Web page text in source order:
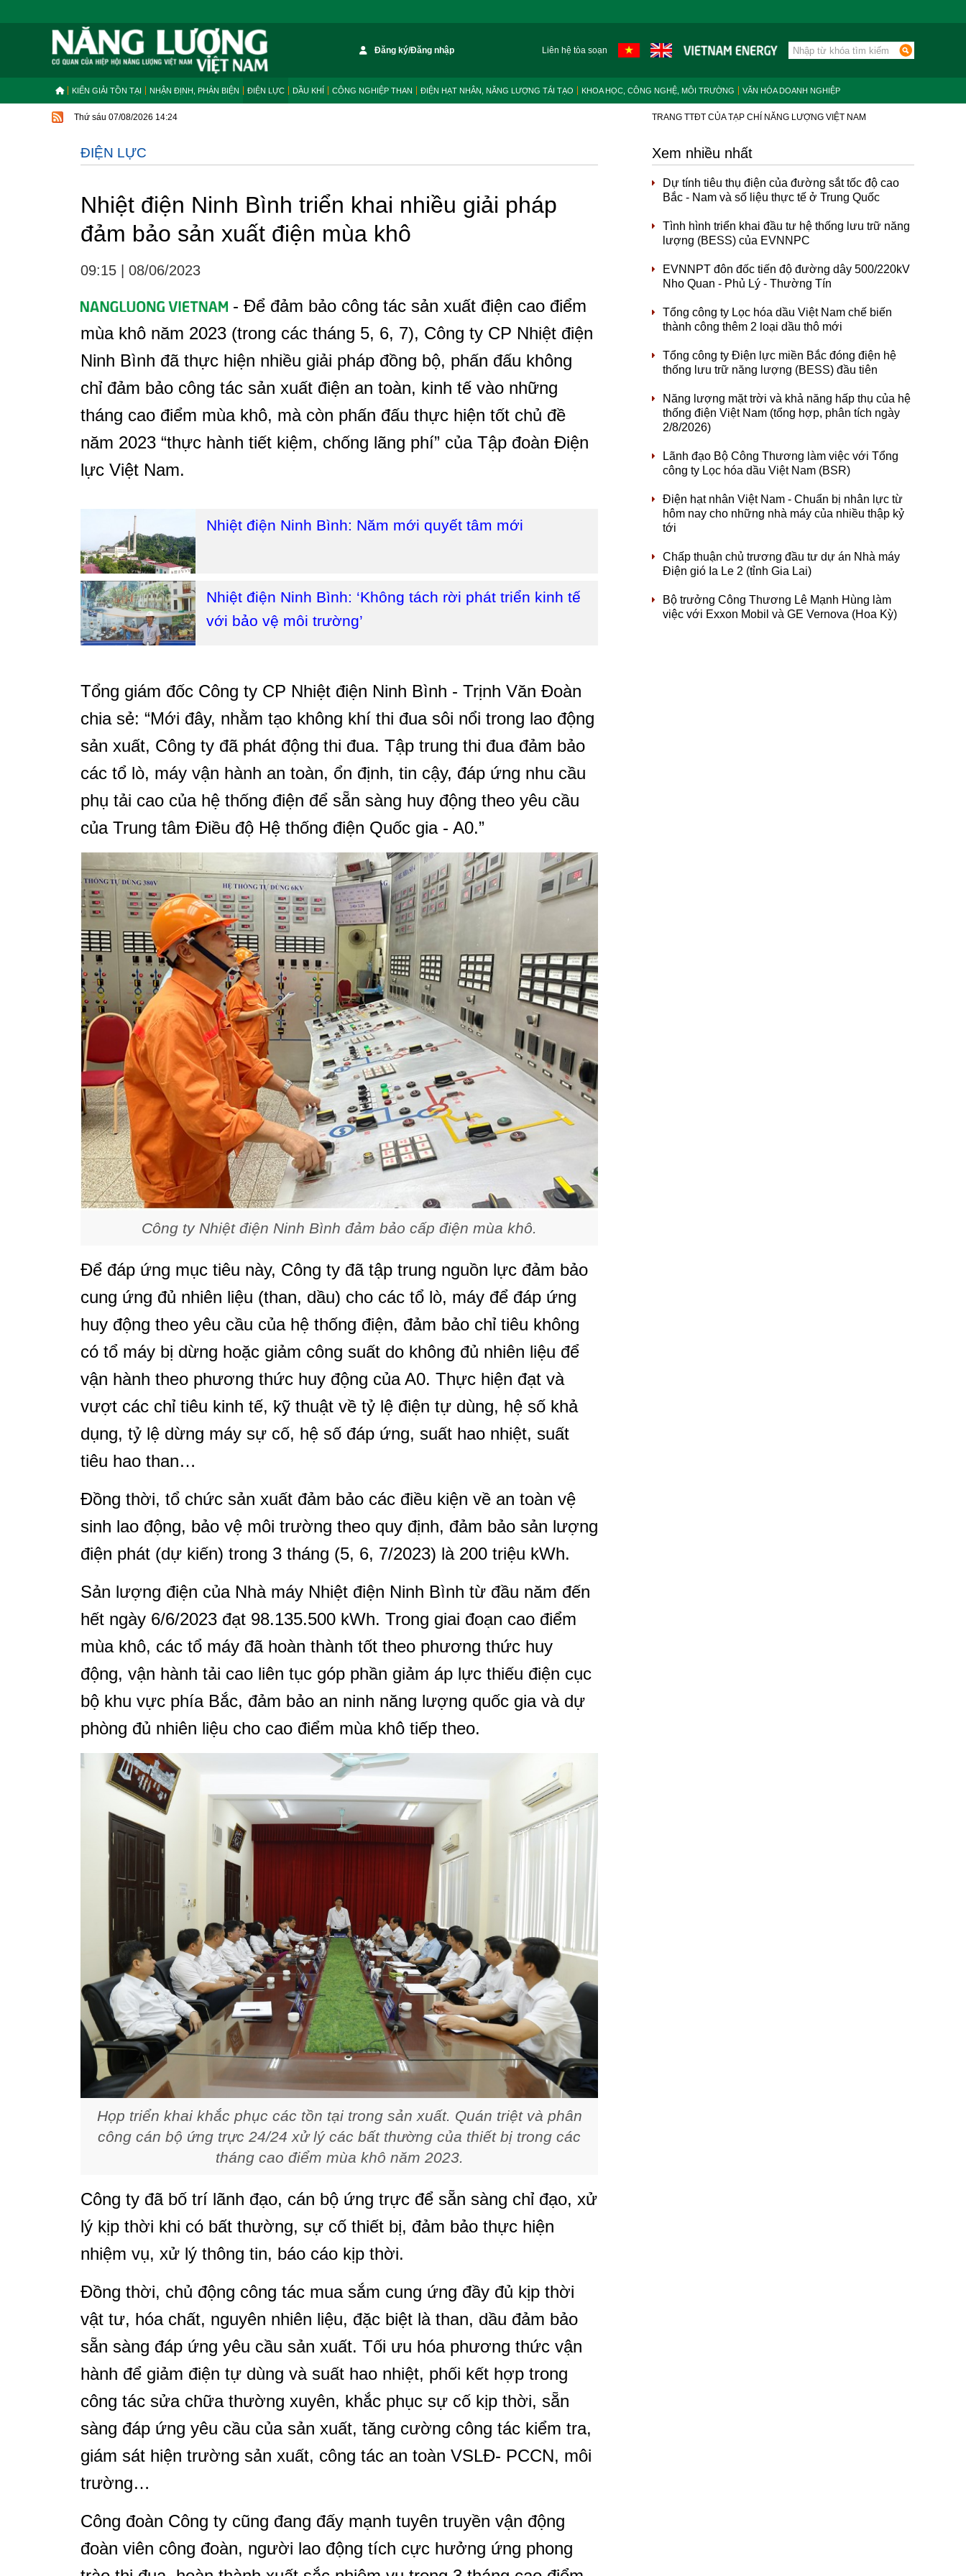
Đăng ký/Đăng nhập Liên hệ tòa soạn
KIẾN GIẢI TỒN TẠI NHẬN ĐỊNH, PHẢN BIỆN ĐIỆN LỰC DẦU KHÍ CÔNG NGHIỆP THAN ĐIỆN HẠT NHÂN, NĂNG LƯỢNG TÁI TẠO KHOA HỌC, CÔNG NGHỆ, MÔI TRƯỜNG VĂN HÓA DOANH NGHIỆP
Thứ sáu 07/08/2026 14:24 TRANG TTĐT CỦA TẠP CHÍ NĂNG LƯỢNG VIỆT NAM
ĐIỆN LỰC
Nhiệt điện Ninh Bình triển khai nhiều giải pháp
đảm bảo sản xuất điện mùa khô
09:15 08/06/2023
- Để đảm bảo công tác sản xuất điện cao điểm
mùa khô năm 2023 (trong các tháng 5, 6, 7), Công ty CP Nhiệt điện
Ninh Bình đã thực hiện nhiều giải pháp đồng bộ, phấn đấu không
chỉ đảm bảo công tác sản xuất điện an toàn, kinh tế vào những
tháng cao điểm mùa khô, mà còn phấn đấu thực hiện tốt chủ đề
năm 2023 “thực hành tiết kiệm, chống lãng phí” của Tập đoàn Điện
lực Việt Nam.
Nhiệt điện Ninh Bình: Năm mới quyết tâm mới
Nhiệt điện Ninh Bình: ‘Không tách rời phát triển kinh tế
với bảo vệ môi trường’
Tổng giám đốc Công ty CP Nhiệt điện Ninh Bình - Trịnh Văn Đoàn
chia sẻ: “Mới đây, nhằm tạo không khí thi đua sôi nổi trong lao động
sản xuất, Công ty đã phát động thi đua. Tập trung thi đua đảm bảo
các tổ lò, máy vận hành an toàn, ổn định, tin cậy, đáp ứng nhu cầu
phụ tải cao của hệ thống điện để sẵn sàng huy động theo yêu cầu
của Trung tâm Điều độ Hệ thống điện Quốc gia - A0.”
Công ty Nhiệt điện Ninh Bình đảm bảo cấp điện mùa khô.
Để đáp ứng mục tiêu này, Công ty đã tập trung nguồn lực đảm bảo
cung ứng đủ nhiên liệu (than, dầu) cho các tổ lò, máy để đáp ứng
huy động theo yêu cầu của hệ thống điện, đảm bảo chỉ tiêu không
có tổ máy bị dừng hoặc giảm công suất do không đủ nhiên liệu để
vận hành theo phương thức huy động của A0. Thực hiện đạt và
vượt các chỉ tiêu kinh tế, kỹ thuật về tỷ lệ điện tự dùng, hệ số khả
dụng, tỷ lệ dừng máy sự cố, hệ số đáp ứng, suất hao nhiệt, suất
tiêu hao than…
Đồng thời, tổ chức sản xuất đảm bảo các điều kiện về an toàn vệ
sinh lao động, bảo vệ môi trường theo quy định, đảm bảo sản lượng
điện phát (dự kiến) trong 3 tháng (5, 6, 7/2023) là 200 triệu kWh.
Sản lượng điện của Nhà máy Nhiệt điện Ninh Bình từ đầu năm đến
hết ngày 6/6/2023 đạt 98.135.500 kWh. Trong giai đoạn cao điểm
mùa khô, các tổ máy đã hoàn thành tốt theo phương thức huy
động, vận hành tải cao liên tục góp phần giảm áp lực thiếu điện cục
bộ khu vực phía Bắc, đảm bảo an ninh năng lượng quốc gia và dự
phòng đủ nhiên liệu cho cao điểm mùa khô tiếp theo.
Họp triển khai khắc phục các tồn tại trong sản xuất. Quán triệt và phân
công cán bộ ứng trực 24/24 xử lý các bất thường của thiết bị trong các
tháng cao điểm mùa khô năm 2023.
Công ty đã bố trí lãnh đạo, cán bộ ứng trực để sẵn sàng chỉ đạo, xử
lý kịp thời khi có bất thường, sự cố thiết bị, đảm bảo thực hiện
nhiệm vụ, xử lý thông tin, báo cáo kịp thời.
Đồng thời, chủ động công tác mua sắm cung ứng đầy đủ kịp thời
vật tư, hóa chất, nguyên nhiên liệu, đặc biệt là than, dầu đảm bảo
sẵn sàng đáp ứng yêu cầu sản xuất. Tối ưu hóa phương thức vận
hành để giảm điện tự dùng và suất hao nhiệt, phối kết hợp trong
công tác sửa chữa thường xuyên, khắc phục sự cố kịp thời, sẵn
sàng đáp ứng yêu cầu của sản xuất, tăng cường công tác kiểm tra,
giám sát hiện trường sản xuất, công tác an toàn VSLĐ- PCCN, môi
trường…
Công đoàn Công ty cũng đang đấy mạnh tuyên truyền vận động
đoàn viên công đoàn, người lao động tích cực hưởng ứng phong
Xem nhiều nhất
Dự tính tiêu thụ điện của đường sắt tốc độ cao
Bắc - Nam và số liệu thực tế ở Trung Quốc
Tình hình triển khai đầu tư hệ thống lưu trữ năng
lượng (BESS) của EVNNPC
EVNNPT đôn đốc tiến độ đường dây 500/220kV
Nho Quan - Phủ Lý - Thường Tín
Tổng công ty Lọc hóa dầu Việt Nam chế biến
thành công thêm 2 loại dầu thô mới
Tổng công ty Điện lực miền Bắc đóng điện hệ
thống lưu trữ năng lượng (BESS) đầu tiên
Năng lượng mặt trời và khả năng hấp thụ của hệ
thống điện Việt Nam (tổng hợp, phân tích ngày
2/8/2026)
Lãnh đạo Bộ Công Thương làm việc với Tổng
công ty Lọc hóa dầu Việt Nam (BSR)
Điện hạt nhân Việt Nam - Chuẩn bị nhân lực từ
hôm nay cho những nhà máy của nhiều thập kỷ
tới
Chấp thuận chủ trương đầu tư dự án Nhà máy
Điện gió Ia Le 2 (tỉnh Gia Lai)
Bộ trưởng Công Thương Lê Mạnh Hùng làm
việc với Exxon Mobil và GE Vernova (Hoa Kỳ)